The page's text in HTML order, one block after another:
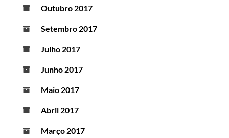
Outubro 2017
Setembro 2017
Julho 2017
Junho 2017
Maio 2017
Abril 2017
Março 2017